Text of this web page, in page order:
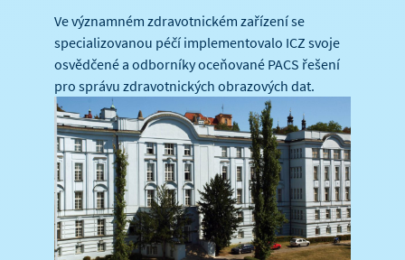
Ve významném zdravotnickém zařízení se
specializovanou péčí implementovalo ICZ svoje
osvědčené a odborníky oceňované PACS řešení
pro správu zdravotnických obrazových dat.